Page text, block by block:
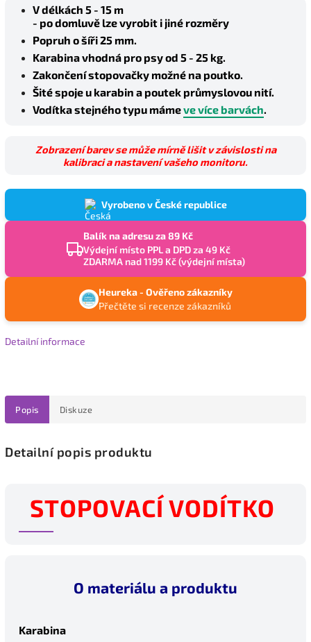
V délkách 5 - 15 m
- po domluvě lze vyrobit i jiné rozměry
Popruh o šíři 25 mm.
Karabina vhodná pro psy od 5 - 25 kg.
Zakončení stopovačky možné na poutko.
Šité spoje u karabin a poutek průmyslovou nití.
Vodítka stejného typu mámeve více barvách.
Zobrazení barev se může mírně lišit v závislosti na
kalibraci a nastavení vašeho monitoru.
Vyrobeno v České republice
Balík na adresu za 89 Kč
Výdejní místo PPL a DPD za 49 Kč
ZDARMA nad 1199 Kč (výdejní místa)
Heureka - Ověřeno zákazníky
Přečtěte si recenze zákazníků
Detailní informace
Popis Diskuze
Detailní popis produktu
STOPOVACÍ VODÍTKO
O materiálu a produktu
Karabina